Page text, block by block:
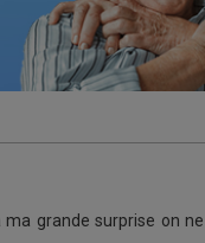
grande surprise on